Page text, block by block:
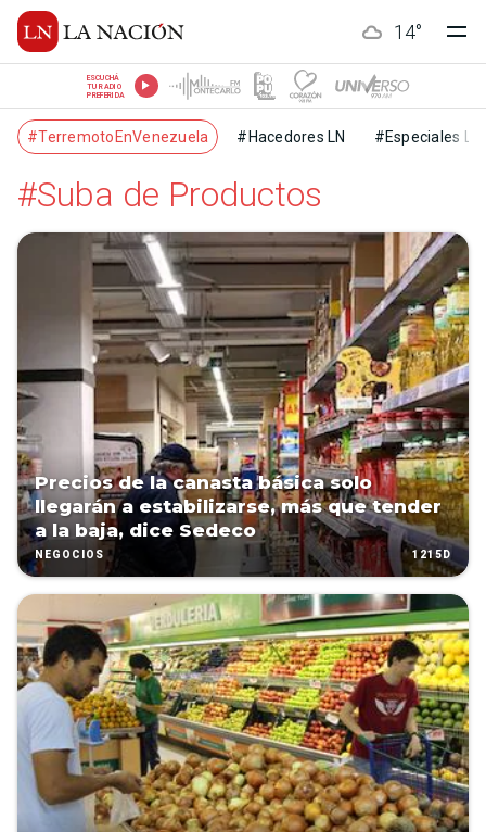
14°
ESCUCHÁ
TU RADIO
PREFERIDA
#TerremotoEnVenezuela #Hacedores LN #Especiales LN
#Suba de Productos
Precios de la canasta básica solo
llegarán a estabilizarse, más que tender
a la baja, dice Sedeco
NEGOCIOS 1215D